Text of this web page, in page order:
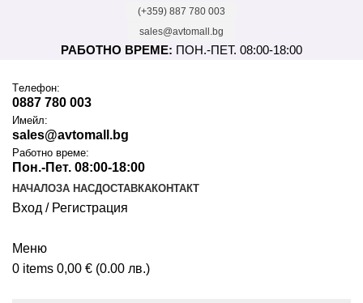
(+359) 887 780 003
sales@avtomall.bg
РАБОТНО ВРЕМЕ: ПОН.-ПЕТ. 08:00-18:00
Tелефон:
0887 780 003
Имейл:
sales@avtomall.bg
Работно време:
Пон.-Пет. 08:00-18:00
НАЧАЛОЗА НАСДОСТАВКАКОНТАКТ
Вход / Регистрация
Меню
0 items 0,00 € (0.00 лв.)